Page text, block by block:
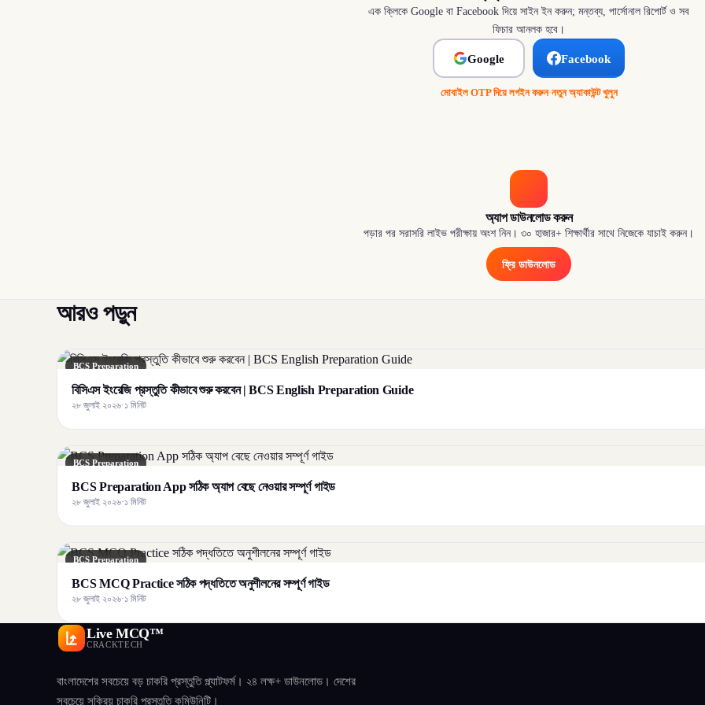
এক ক্লিকে Google বা Facebook দিয়ে সাইন ইন করুন; মন্তব্য, পার্সোনাল রিপোর্ট ও সব
ফিচার আনলক হবে।
Google Facebook
মোবাইল OTP দিয়ে লগইন করুন·নতুন অ্যাকাউন্ট খুলুন
অ্যাপ ডাউনলোড করুন
পড়ার পর সরাসরি লাইভ পরীক্ষায় অংশ নিন। ৩০ হাজার+ শিক্ষার্থীর সাথে নিজেকে যাচাই করুন।
ফ্রি ডাউনলোড
আরও পড়ুন
BCS Preparation
বিসিএস ইংরেজি প্রস্তুতি কীভাবে শুরু করবেন | BCS English Preparation Guide
২৮ জুলাই ২০২৬·১ মিনিট
BCS Preparation
BCS Preparation App সঠিক অ্যাপ বেছে নেওয়ার সম্পূর্ণ গাইড
২৮ জুলাই ২০২৬·১ মিনিট
BCS Preparation
BCS MCQ Practice সঠিক পদ্ধতিতে অনুশীলনের সম্পূর্ণ গাইড
২৮ জুলাই ২০২৬·১ মিনিট
Live MCQ™
CRACKTECH
বাংলাদেশের সবচেয়ে বড় চাকরি প্রস্তুতি প্ল্যাটফর্ম। ২৪ লক্ষ+ ডাউনলোড। দেশের
সবচেয়ে সক্রিয় চাকরি প্রস্তুতি কমিউনিটি।